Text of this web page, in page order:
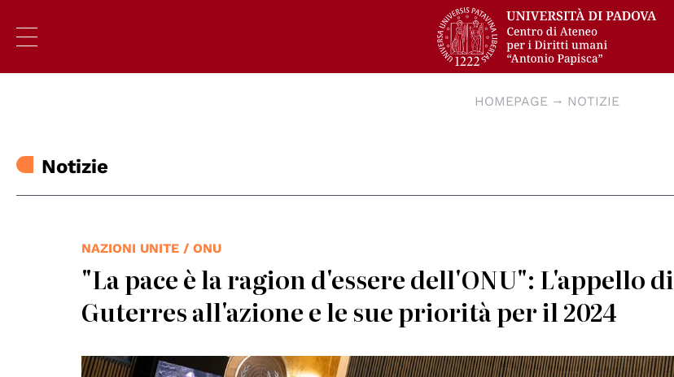
HOMEPAGE NOTIZIE
Notizie
NAZIONI UNITE / ONU
"La pace è la ragion d'essere dell'ONU": L'appello di
Guterres all'azione e le sue priorità per il 2024